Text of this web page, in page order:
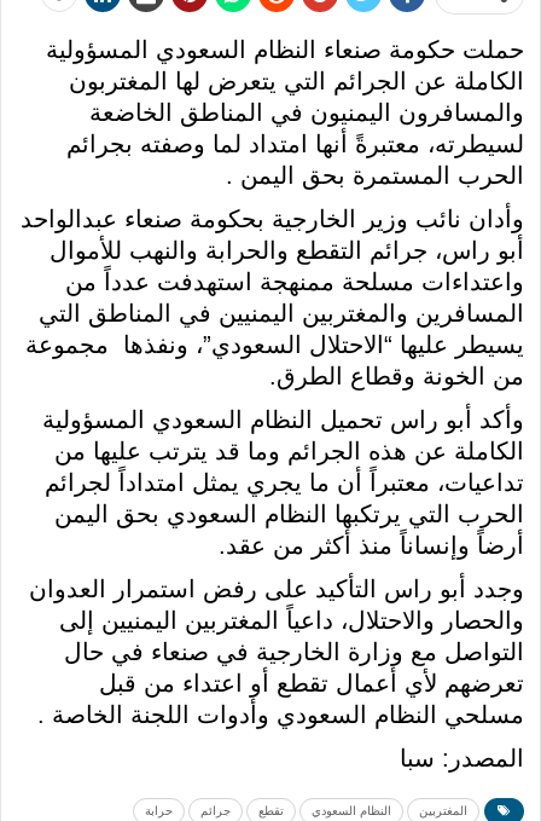
حملت حكومة صنعاء النظام السعودي المسؤولية
الكاملة عن الجرائم التي يتعرض لها المغتربون
والمسافرون اليمنيون في المناطق الخاضعة
لسيطرته، معتبرةً أنها امتداد لما وصفته بجرائم
الحرب المستمرة بحق اليمن .
وأدان نائب وزير الخارجية بحكومة صنعاء عبدالواحد
أبو راس، جرائم التقطع والحرابة والنهب للأموال
واعتداءات مسلحة ممنهجة استهدفت عدداً من
المسافرين والمغتربين اليمنيين في المناطق التي
يسيطر عليها “الاحتلال السعودي”، ونفذها مجموعة
من الخونة وقطاع الطرق.
وأكد أبو راس تحميل النظام السعودي المسؤولية
الكاملة عن هذه الجرائم وما قد يترتب عليها من
تداعيات، معتبراً أن ما يجري يمثل امتداداً لجرائم
الحرب التي يرتكبها النظام السعودي بحق اليمن
أرضاً وإنساناً منذ أكثر من عقد.
وجدد أبو راس التأكيد على رفض استمرار العدوان
والحصار والاحتلال، داعياً المغتربين اليمنيين إلى
التواصل مع وزارة الخارجية في صنعاء في حال
تعرضهم لأي أعمال تقطع أو اعتداء من قبل
مسلحي النظام السعودي وأدوات اللجنة الخاصة .
المصدر: سبا
المغتربين النظام السعودي تقطع جرائم حرابة